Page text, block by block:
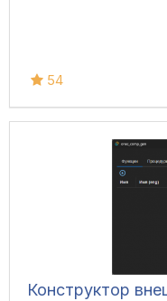
54
Конструктор